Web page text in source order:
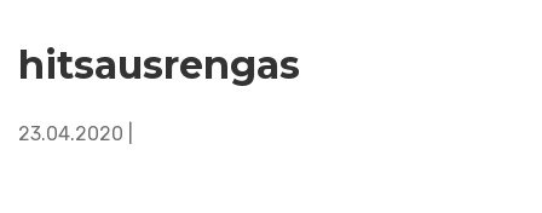
hitsausrengas
23.04.2020 |